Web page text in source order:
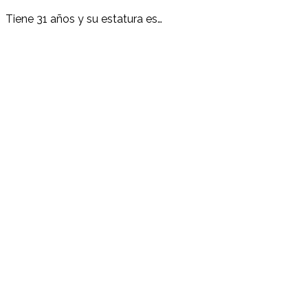
Tiene 31 años y su estatura es…